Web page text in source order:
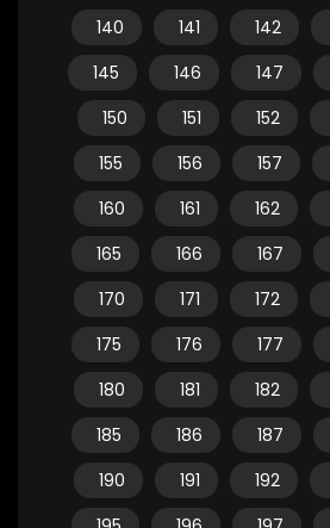
140
141 142
145
146 147
150
151 152
155
156 157
160
161 162
165
166 167
170
171 172
175
176 177
180
181 182
185
186 187
190
191 192